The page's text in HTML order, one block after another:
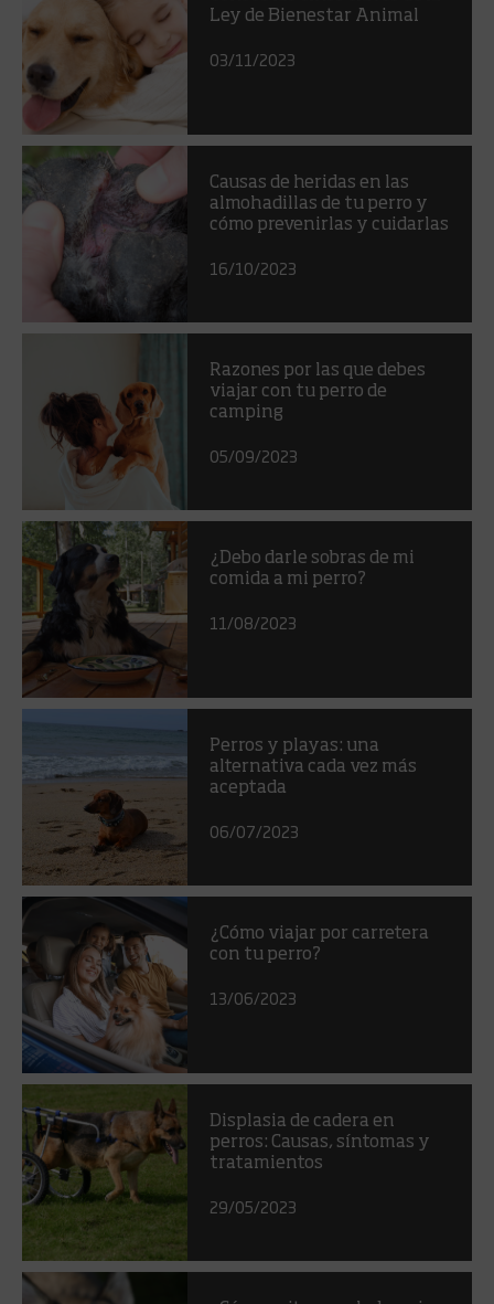
Ley de Bienestar Animal
03/11/2023
Causas de heridas en las
almohadillas de tu perro y
cómo prevenirlas y cuidarlas
16/10/2023
Razones por las que debes
viajar con tu perro de
camping
05/09/2023
¿Debo darle sobras de mi
comida a mi perro?
11/08/2023
Perros y playas: una
alternativa cada vez más
aceptada
06/07/2023
¿Cómo viajar por carretera
con tu perro?
13/06/2023
Displasia de cadera en
perros: Causas, síntomas y
tratamientos
29/05/2023